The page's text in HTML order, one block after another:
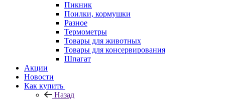
Пикник
Поилки, кормушки
Разное
Термометры
Товары для животных
Товары для консервирования
Шпагат
Акции
Новости
Как купить
Назад